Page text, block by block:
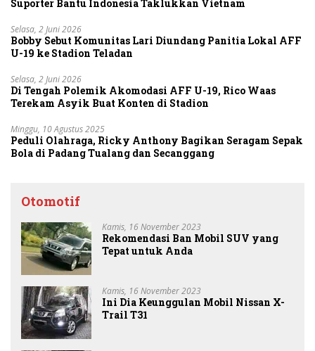
Suporter Bantu Indonesia Taklukkan Vietnam
Selasa, 2 Juni 2026
Bobby Sebut Komunitas Lari Diundang Panitia Lokal AFF
U-19 ke Stadion Teladan
Selasa, 2 Juni 2026
Di Tengah Polemik Akomodasi AFF U-19, Rico Waas
Terekam Asyik Buat Konten di Stadion
Minggu, 10 Agustus 2025
Peduli Olahraga, Ricky Anthony Bagikan Seragam Sepak
Bola di Padang Tualang dan Secanggang
Otomotif
Kamis, 16 November 2023
Rekomendasi Ban Mobil SUV yang
Tepat untuk Anda
Kamis, 16 November 2023
Ini Dia Keunggulan Mobil Nissan X-
Trail T31